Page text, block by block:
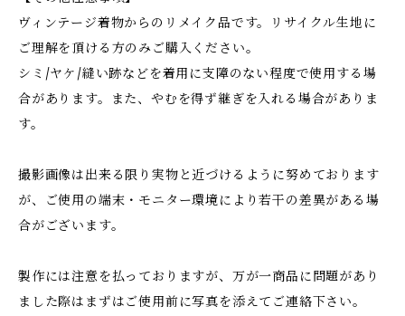
ヴィンテージ着物からのリメイク品です。リサイクル生地に
ご理解を頂ける方のみご購入ください。
シミ/ヤケ/縫い跡などを着用に支障のない程度で使用する場
合があります。また、やむを得ず継ぎを入れる場合がありま
す。
撮影画像は出来る限り実物と近づけるように努めております
が、ご使用の端末・モニター環境により若干の差異がある場
合がございます。
製作には注意を払っておりますが、万が一商品に問題があり
ました際はまずはご使用前に写真を添えてご連絡下さい。